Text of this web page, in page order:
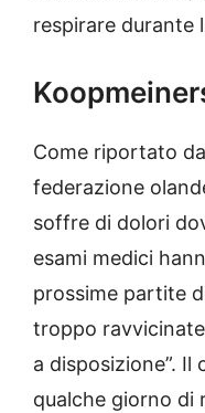
respirare durante
Come riportato
federazione
soffre di dolori
esami medici
prossime partite
troppo
a disposizione”.
qualche giorno di